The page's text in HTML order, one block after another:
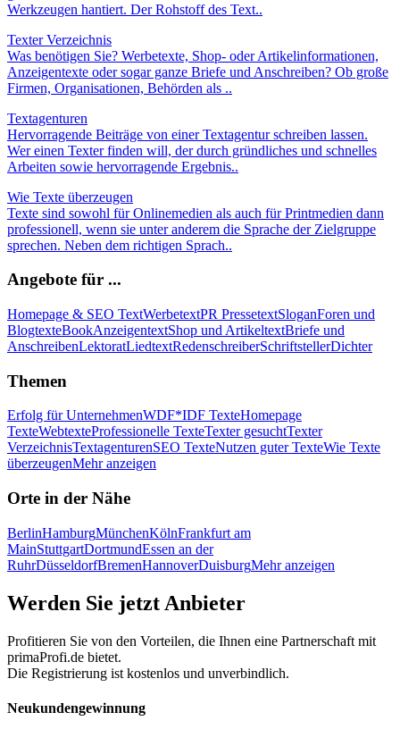
Werkzeugen hantiert. Der Rohstoff des Text..
Texter Verzeichnis
Was benötigen Sie? Werbetexte, Shop- oder Artikelinformationen,
Anzeigentexte oder sogar ganze Briefe und Anschreiben? Ob große
Firmen, Organisationen, Behörden als ..
Textagenturen
Hervorragende Beiträge von einer Textagentur schreiben lassen.
Wer einen Texter finden will, der durch gründliches und schnelles
Arbeiten sowie hervorragende Ergebnis..
Wie Texte überzeugen
Texte sind sowohl für Onlinemedien als auch für Printmedien dann
professionell, wenn sie unter anderem die Sprache der Zielgruppe
sprechen. Neben dem richtigen Sprach..
Angebote für ...
Homepage & SEO TextWerbetextPR PressetextSloganForen und
BlogtexteBookAnzeigentextShop und ArtikeltextBriefe und
AnschreibenLektoratLiedtextRedenschreiberSchriftstellerDichter
Themen
Erfolg für UnternehmenWDF*IDF TexteHomepage
TexteWebtexteProfessionelle TexteTexter gesuchtTexter
VerzeichnisTextagenturenSEO TexteNutzen guter TexteWie Texte
überzeugenMehr anzeigen
Orte in der Nähe
BerlinHamburgMünchenKölnFrankfurt am
MainStuttgartDortmundEssen an der
RuhrDüsseldorfBremenHannoverDuisburgMehr anzeigen
Werden Sie jetzt Anbieter
Profitieren Sie von den Vorteilen, die Ihnen eine Partnerschaft mit
primaProfi.de bietet.
Die Registrierung ist kostenlos und unverbindlich.
Neukundengewinnung